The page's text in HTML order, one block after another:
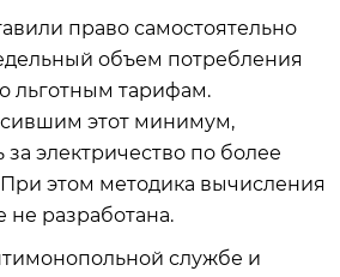
право самостоятельно
объем потребления
льготным тарифам.
этот минимум,
за электричество по более
этом методика вычисления
не разработана.
службе и